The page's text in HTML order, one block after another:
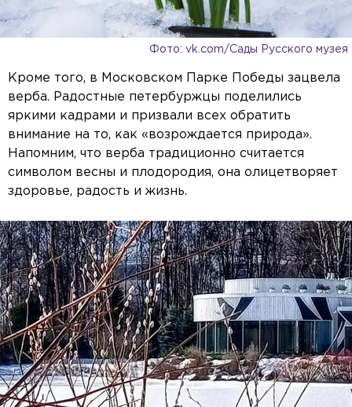
Фото: vk.com/Сады Русского музея
Кроме того, в Московском Парке Победы зацвела
верба. Радостные петербуржцы поделились
яркими кадрами и призвали всех обратить
внимание на то, как «возрождается природа».
Напомним, что верба традиционно считается
символом весны и плодородия, она олицетворяет
здоровье, радость и жизнь.